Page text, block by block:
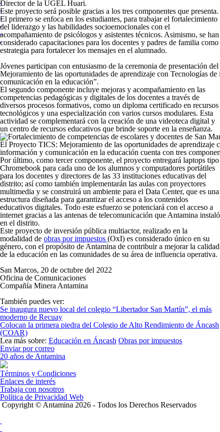
Director de la UGEL Huari.
Este proyecto será posible gracias a los tres componentes que presenta.
El primero se enfoca en los estudiantes, para trabajar el fortalecimiento
del liderazgo y las habilidades socioemocionales con el
acompañamiento de psicólogos y asistentes técnicos. Asimismo, se han
considerado capacitaciones para los docentes y padres de familia como
estrategia para fortalecer los mensajes en el alumnado.
Jóvenes participan con entusiasmo de la ceremonia de presentación
Mejoramiento de las oportunidades de aprendizaje con Tecnologías
comunicación en la educación”.
El segundo componente incluye mejoras y acompañamiento en las
competencias pedagógicas y digitales de los docentes a través de
diversos procesos formativos, como un diploma certificado en recursos
tecnológicos y una especialización con varios cursos modulares. Esta
actividad se complementará con la creación de una videoteca digital y
un centro de recursos educativos que brinde soporte en la enseñanza.
El Proyecto TICS: Mejoramiento de las oportunidades de aprendizaje
información y comunicación en la educación cuenta con tres
Por último, como tercer componente, el proyecto entregará laptops tipo
Chromebook para cada uno de los alumnos y computadores portátiles
para los docentes y directores de las 33 instituciones educativas del
distrito; así como también implementarán las aulas con proyectores
multimedia y se construirá un ambiente para el Data Center, que es una
estructura diseñada para garantizar el acceso a los contenidos
educativos digitales. Todo este esfuerzo se potenciará con el acceso a
internet gracias a las antenas de telecomunicación que Antamina instaló
en el distrito.
Este proyecto de inversión pública multiactor, realizado en la
modalidad de obras por impuestos (OxI) es considerado único en su
género, con el propósito de Antamina de contribuir a mejorar la calidad
de la educación en las comunidades de su área de influencia operativa.
San Marcos, 20 de octubre del 2022
Oficina de Comunicaciones
Compañía Minera Antamina
También puedes ver:
Se inaugura nuevo local del colegio “Libertador San Martín”, el más
moderno de Recuay
Colocan la primera piedra del Colegio de Alto Rendimiento de Áncash
(COAR)
Lea más sobre: Educación en Áncash Obras por impuestos
Enviar por correo
20 años de Antamina
Términos y Condiciones
Enlaces de interés
Trabaja con nosotros
Política de Privacidad Web
Copyright © Antamina 2026 - Todos los Derechos Reservados